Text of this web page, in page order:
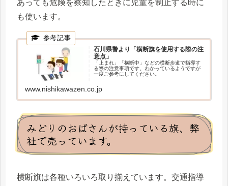
あっても危険を察知したときに児童を制止する時に
も使います。
石川県警より「横断旗を使用する際の注
意点」
「止まれ」「横断中」などの横断歩道で指導す
る際の注意事項です。わかっているようですが
一度ご参考にしてください。
www.nishikawazen.co.jp
みどりのおばさんが持っている旗、弊
社で売っています。
横断旗は各種いろいろ取り揃えています。交通指導